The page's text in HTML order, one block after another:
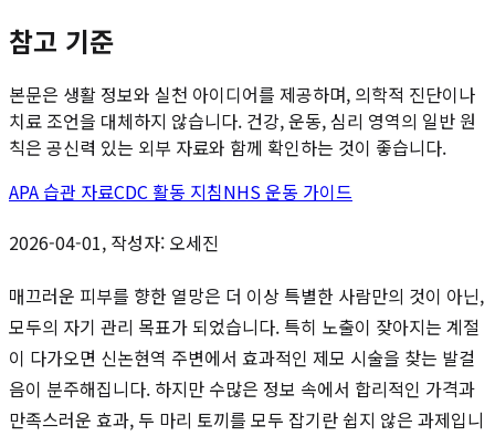
참고 기준
본문은 생활 정보와 실천 아이디어를 제공하며, 의학적 진단이나
치료 조언을 대체하지 않습니다. 건강, 운동, 심리 영역의 일반 원
칙은 공신력 있는 외부 자료와 함께 확인하는 것이 좋습니다.
APA 습관 자료CDC 활동 지침NHS 운동 가이드
2026-04-01, 작성자: 오세진
매끄러운 피부를 향한 열망은 더 이상 특별한 사람만의 것이 아닌,
모두의 자기 관리 목표가 되었습니다. 특히 노출이 잦아지는 계절
이 다가오면 신논현역 주변에서 효과적인 제모 시술을 찾는 발걸
음이 분주해집니다. 하지만 수많은 정보 속에서 합리적인 가격과
만족스러운 효과, 두 마리 토끼를 모두 잡기란 쉽지 않은 과제입니